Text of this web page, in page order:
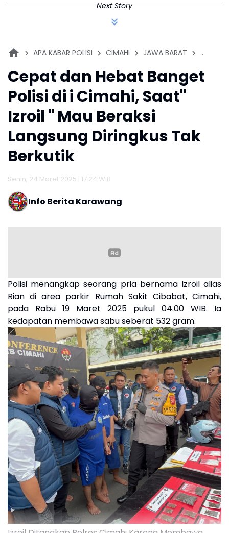
Next Story
APA KABAR POLISI CIMAHI JAWA BARAT
Cepat dan Hebat Banget
Polisi di i Cimahi, Saat"
Izroil " Mau Beraksi
Langsung Diringkus Tak
Berkutik
Senin, 24 Maret 2025 | 17:24 WIB
Info Berita Karawang
Polisi menangkap seorang pria bernama Izroil alias
Rian di area parkir Rumah Sakit Cibabat, Cimahi,
pada Rabu 19 Maret 2025 pukul 04.00 WIB. Ia
kedapatan membawa sabu seberat 532 gram.